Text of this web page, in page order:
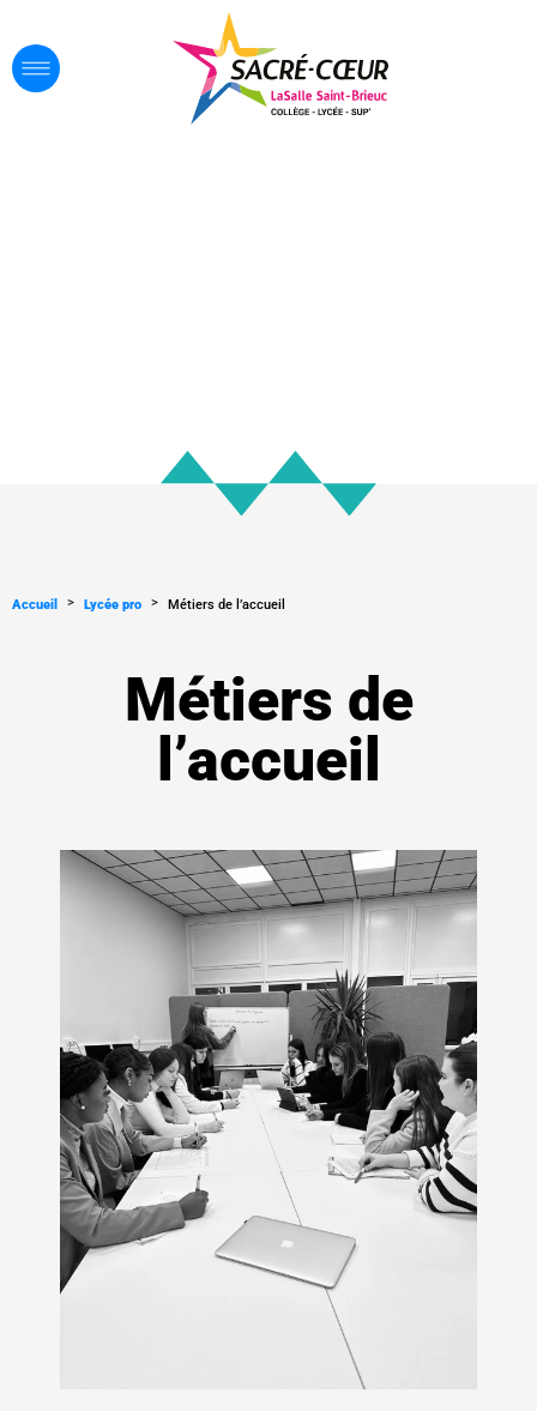
Accueil > Lycée pro > Métiers de l’accueil
Métiers de
l’accueil